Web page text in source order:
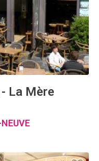
La Mère